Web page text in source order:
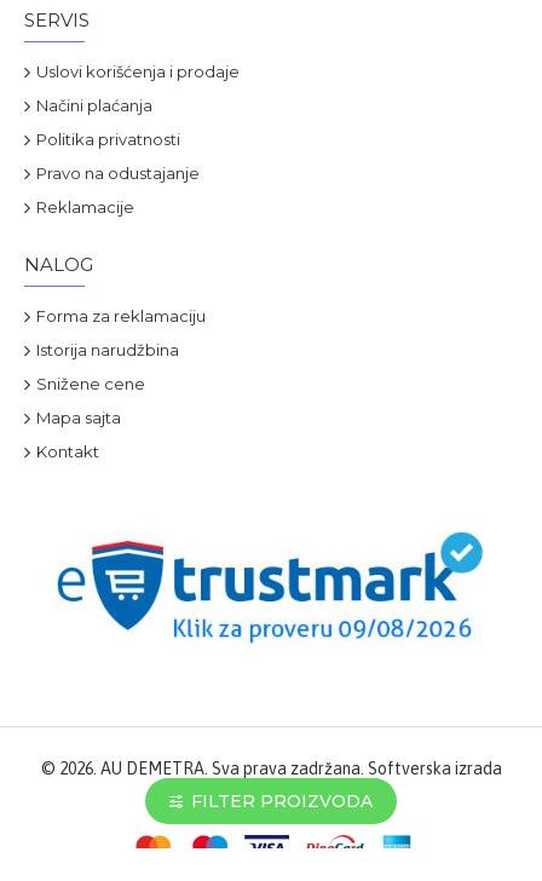
SERVIS
Uslovi korišćenja i prodaje
Načini plaćanja
Politika privatnosti
Pravo na odustajanje
Reklamacije
NALOG
Forma za reklamaciju
Istorija narudžbina
Snižene cene
Mapa sajta
Kontakt
© 2026. AU DEMETRA. Sva prava zadržana. Softverska izrada
STIV Solutions
FILTER PROIZVODA